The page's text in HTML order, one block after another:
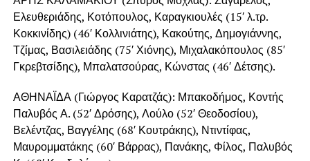
Ελευθεριάδης, Κοτόπουλος, Καραγκιουλές (15′ λ.τρ.
Κοκκινίδης) (46′ Κολλινιάτης), Κακούτης, Δημογιάννης,
Τζίμας, Βασιλειάδης (75′ Χιόνης), Μιχαλακόπουλος (85′
Γκρεβτσίδης), Μπαλατσούρας, Κώνστας (46′ Δέτσης).
ΑΘΗΝΑΪΔΑ (Γιώργος Καρατζάς): Μπακοδήμος, Κοντής
Παλυβός Α. (52′ Δρόσης), Λούλο (52′ Θεοδοσίου),
Βελέντζας, Βαγγέλης (68′ Κουτράκης), Ντιντίφας,
Μαυρομματάκης (60′ Βάρρας), Πανάκης, Φίλος, Παλυβός